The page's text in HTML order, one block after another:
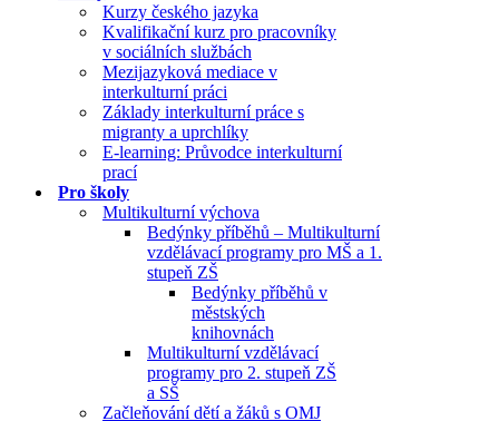
Kurzy českého jazyka
Kvalifikační kurz pro pracovníky
v sociálních službách
Mezijazyková mediace v
interkulturní práci
Základy interkulturní práce s
migranty a uprchlíky
E-learning: Průvodce interkulturní
prací
Pro školy
Multikulturní výchova
Bedýnky příběhů – Multikulturní
vzdělávací programy pro MŠ a 1.
stupeň ZŠ
Bedýnky příběhů v
městských
knihovnách
Multikulturní vzdělávací
programy pro 2. stupeň ZŠ
a SŠ
Začleňování dětí a žáků s OMJ